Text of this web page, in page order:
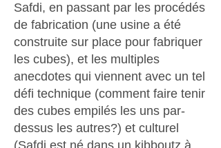
Safdi, en passant par les procédés
de fabrication (une usine a été
construite sur place pour fabriquer
les cubes), et les multiples
anecdotes qui viennent avec un tel
défi technique (comment faire tenir
des cubes empilés les uns par-
dessus les autres?) et culturel
(Safdi est né dans un kibboutz à